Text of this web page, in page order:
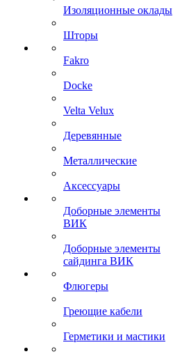
Изоляционные оклады
Шторы
Fakro
Docke
Velta Velux
Деревянные
Металлические
Аксессуары
Доборные элементы
ВИК
Доборные элементы
сайдинга ВИК
Флюгеры
Греющие кабели
Герметики и мастики